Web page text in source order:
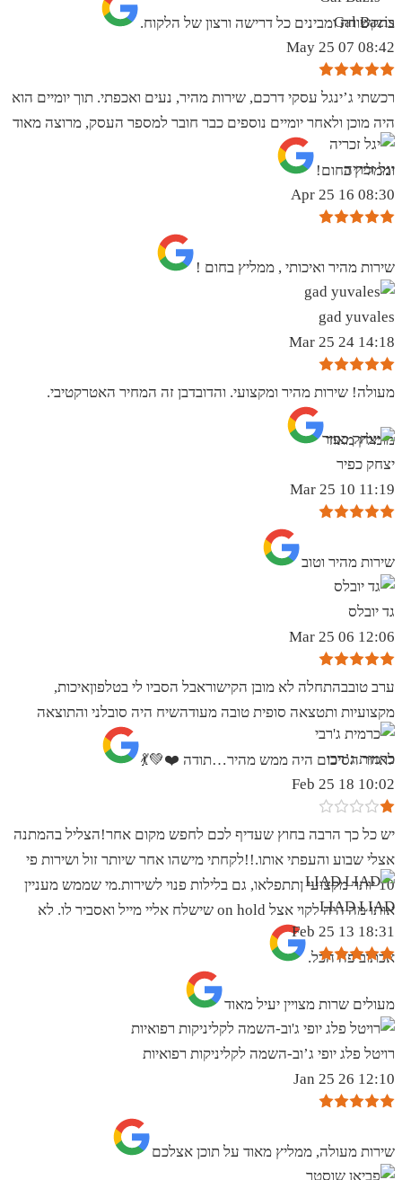
בתקשורת ומבינים כל דרישה ורצון של הלקוח.
Gal Bazis
08:42 07 May 25
רכשתי ג’ינגל עסקי דרכם, שירות מהיר, נעים ואכפתי. תוך יומיים הוא
היה מוכן ולאחר יומיים נוספים כבר חובר למספר העסק, מרוצה מאוד
וממליץ בחום!
יגל זכריה
08:30 16 Apr 25
שירות מהיר ואיכותי , ממליץ בחום !
gad yuvales
14:18 24 Mar 25
מעולה! שירות מהיר ומקצועי. והדובדבן זה המחיר האטרקטיבי.
מומלץ מאוד
יצחק כפיר
11:19 10 Mar 25
שירות מהיר וטוב
גד יובלס
12:06 06 Mar 25
ערב טובבהתחלה לא מובן הקישוראבל הסביו לי בטלפוןאיכות,
מקצועיות ותטצאה סופית טובה מעודהשיח היה סובלני והתוצאה
לאחר הסיכום היה ממש מהיר…תודה ❤️💚💃
כרמית ג’רבי
10:02 18 Feb 25
יש כל כך הרבה בחוץ שעדיף לכם לחפש מקום אחר!הצליל בהמתנה
אצלי שבוע והעפתי אותו.!!לקחתי מישהו אחר שיותר זול ושירות פי
10 יותר מקצועי ןתתפלאו, גם בלילות פנוי לשירות.מי שממש מעניין
אותו מה היה לקוי אצל on hold שישלח אליי מייל ואסביר לו. לא
אכתוב פה הכל.
LIAD LIAD
18:31 13 Feb 25
מעולים שרות מצויין יעיל מאוד
רויטל פלג יופי ג’וב-השמה לקליניקות רפואיות
12:10 26 Jan 25
שירות מעולה, ממליץ מאוד על תוכן אצלכם